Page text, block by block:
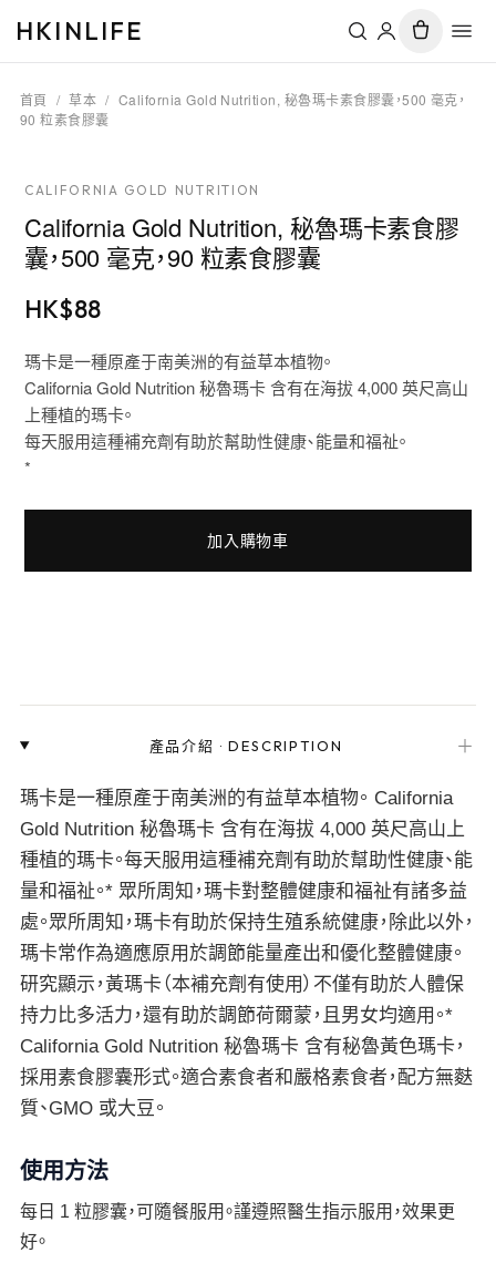
HKINLIFE
首頁 / 草本 / California Gold Nutrition, 秘魯瑪卡素食膠囊，500 毫克，
90 粒素食膠囊
CALIFORNIA GOLD NUTRITION
California Gold Nutrition, 秘魯瑪卡素食膠
囊，500 毫克，90 粒素食膠囊
HK$88
瑪卡是一種原產于南美洲的有益草本植物。
California Gold Nutrition 秘魯瑪卡 含有在海拔 4,000 英尺高山
上種植的瑪卡。
每天服用這種補充劑有助於幫助性健康、能量和福祉。
*
加入購物車
產品介紹 ·DESCRIPTION ＋
瑪卡是一種原產于南美洲的有益草本植物。 California
Gold Nutrition 秘魯瑪卡 含有在海拔 4,000 英尺高山上
種植的瑪卡。每天服用這種補充劑有助於幫助性健康、能
量和福祉。* 眾所周知，瑪卡對整體健康和福祉有諸多益
處。眾所周知，瑪卡有助於保持生殖系統健康，除此以外，
瑪卡常作為適應原用於調節能量產出和優化整體健康。
研究顯示，黃瑪卡（本補充劑有使用）不僅有助於人體保
持力比多活力，還有助於調節荷爾蒙，且男女均適用。*
California Gold Nutrition 秘魯瑪卡 含有秘魯黃色瑪卡，
採用素食膠囊形式。適合素食者和嚴格素食者，配方無麩
質、GMO 或大豆。
使用方法
每日 1 粒膠囊，可隨餐服用。謹遵照醫生指示服用，效果更
好。